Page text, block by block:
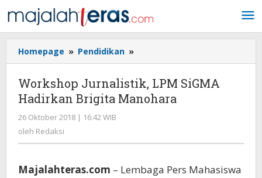
ke
konten
Homepage » Pendidikan »
Jurnalistik,
LPM
SiGMA
Hadirkan
Workshop Jurnalistik, LPM SiGMA
Hadirkan Brigita Manohara
26 Oktober 2018 | 16:42 WIB
oleh Redaksi
Majalahteras.com – Lembaga Pers Mahasiswa